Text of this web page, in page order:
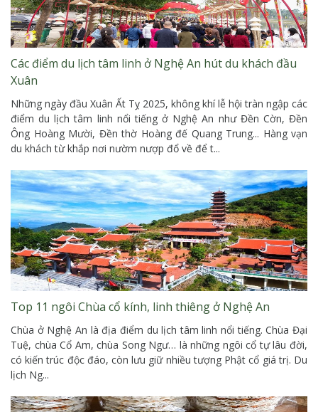
Các điểm du lịch tâm linh ở Nghệ An hút du khách đầu
Xuân
Những ngày đầu Xuân Ất Tỵ 2025, không khí lễ hội tràn ngập các
điểm du lịch tâm linh nổi tiếng ở Nghệ An như Đền Cờn, Đền
Ông Hoàng Mười, Đền thờ Hoàng đế Quang Trung... Hàng vạn
du khách từ khắp nơi nườm nượp đổ về để t...
Top 11 ngôi Chùa cổ kính, linh thiêng ở Nghệ An
Chùa ở Nghệ An là địa điểm du lịch tâm linh nổi tiếng. Chùa Đại
Tuệ, chùa Cổ Am, chùa Song Ngư… là những ngôi cổ tự lâu đời,
có kiến trúc độc đáo, còn lưu giữ nhiều tượng Phật cổ giá trị. Du
lịch Ng...